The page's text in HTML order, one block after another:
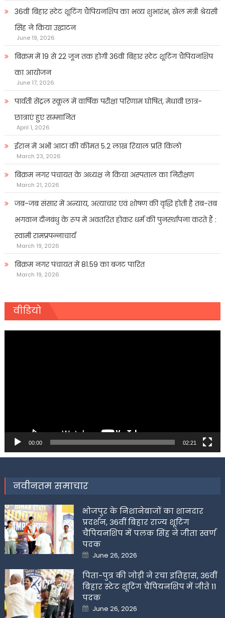
36वीं बिहार स्टेट शूटिंग चैंपियनशिप का भव्य शुभारंभ, खेल मंत्री श्रेयसी
सिंह ने किया उद्घाटन
June 19, 2026
बिक्रम में 19 से 22 जून तक होगी 36वीं बिहार स्टेट शूटिंग चैंपियनशिप
का आयोजन
June 17, 2026
पार्वती सेंट्रल स्कूल में वार्षिक परीक्षा परिणाम घोषित, मेधावी छात्र-
छात्राएं हुए सम्मानित
April 1, 2026
ईरान में अभी आटा की कीमत 5.2 लाख रियाल प्रति किलो
March 23, 2026
बिक्रम नगर पंचायत के अध्यक्ष ने किया अस्पताल का निरीक्षण
March 21, 2026
जब-जब संसार में अन्याय, अत्याचार एवं शोषण की वृद्धि होती है तब-तब
भगवान दीनबंधु के रूप में अवतरित होकर धर्म की पुनर्स्थापना करते हैं :
स्वामी रामप्रपन्नाचार्य
March 19, 2026
बिक्रम नगर पंचायत में 81.59 का बजट पारित
March 19, 2026
वीडियो
00:00 02:21
नवीनतम समाचार
भोजपुर के निशानेबाजों का शानदार
प्रदर्शन, 36वीं बिहार राज्य शूटिंग
चैंपियनशिप में पलक सिंह ने जीता स्वर्ण
पदक
Posted
on
June 26, 2026
पिता-पुत्र की जोड़ी ने रचा इतिहास, 36वीं
बिहार स्टेट शूटिंग चैंपियनशिप में जीते 11
पदक
Posted
on
June 26, 2026